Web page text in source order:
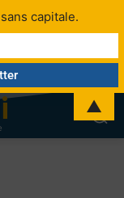
capitale.
▲